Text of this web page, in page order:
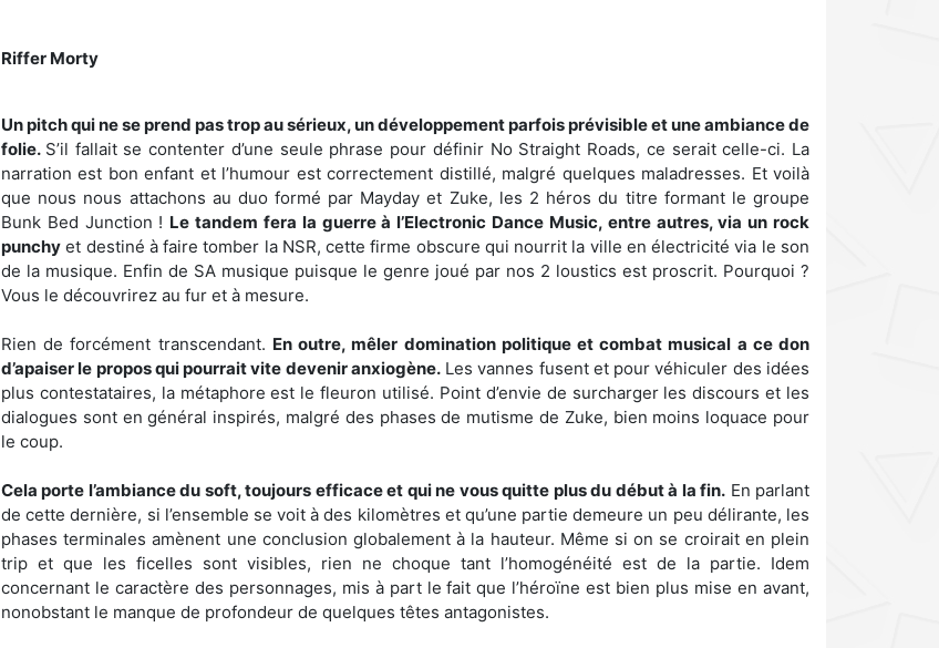
Riffer Morty
Un pitch qui ne se prend pas trop au sérieux, un développement parfois prévisible et une ambiance de
folie. S’il fallait se contenter d’une seule phrase pour définir No Straight Roads, ce serait celle-ci. La
narration est bon enfant et l’humour est correctement distillé, malgré quelques maladresses. Et voilà
que nous nous attachons au duo formé par Mayday et Zuke, les 2 héros du titre formant le groupe
Bunk Bed Junction ! Le tandem fera la guerre à l’Electronic Dance Music, entre autres, via un rock
punchy et destiné à faire tomber la NSR, cette firme obscure qui nourrit la ville en électricité via le son
de la musique. Enfin de SA musique puisque le genre joué par nos 2 loustics est proscrit. Pourquoi ?
Vous le découvrirez au fur et à mesure.
Rien de forcément transcendant. En outre, mêler domination politique et combat musical a ce don
d’apaiser le propos qui pourrait vite devenir anxiogène.Les vannes fusent et pour véhiculer des idées
plus contestataires, la métaphore est le fleuron utilisé. Point d’envie de surcharger les discours et les
dialogues sont en général inspirés, malgré des phases de mutisme de Zuke, bien moins loquace pour
le coup.
Cela porte l’ambiance du soft, toujours efficace et qui ne vous quitte plus du début à la fin. En parlant
de cette dernière, si l’ensemble se voit à des kilomètres et qu’une partie demeure un peu délirante, les
phases terminales amènent une conclusion globalement à la hauteur. Même si on se croirait en plein
trip et que les ficelles sont visibles, rien ne choque tant l’homogénéité est de la partie. Idem
concernant le caractère des personnages, mis à part le fait que l’héroïne est bien plus mise en avant,
nonobstant le manque de profondeur de quelques têtes antagonistes.